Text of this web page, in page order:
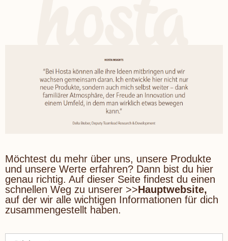
Möchtest du mehr über uns, unsere Produkte
und unsere Werte erfahren? Dann bist du hier
genau richtig. Auf dieser Seite findest du einen
schnellen Weg zu unserer >>Hauptwebsite,
auf der wir alle wichtigen Informationen für dich
zusammengestellt haben.